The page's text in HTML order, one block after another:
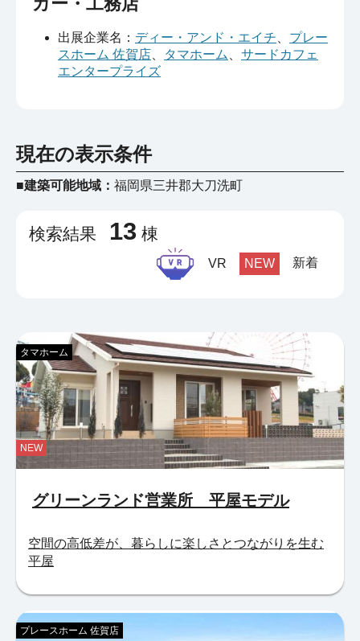
出展企業名： ディー・アンド・エイチ
プレー
スホーム 佐賀店
タマホーム
サードカフェ
エンタープライズ
現在の表示条件
■建築可能地域： 福岡県三井郡大刀洗町
検索結果 13 棟
VR NEW 新着
グリーンランド営業所 平屋モデル
タマホーム
空間の高低差が、暮らしに楽しさとつながりを生む
平屋
NEW
プレースホーム 佐賀店